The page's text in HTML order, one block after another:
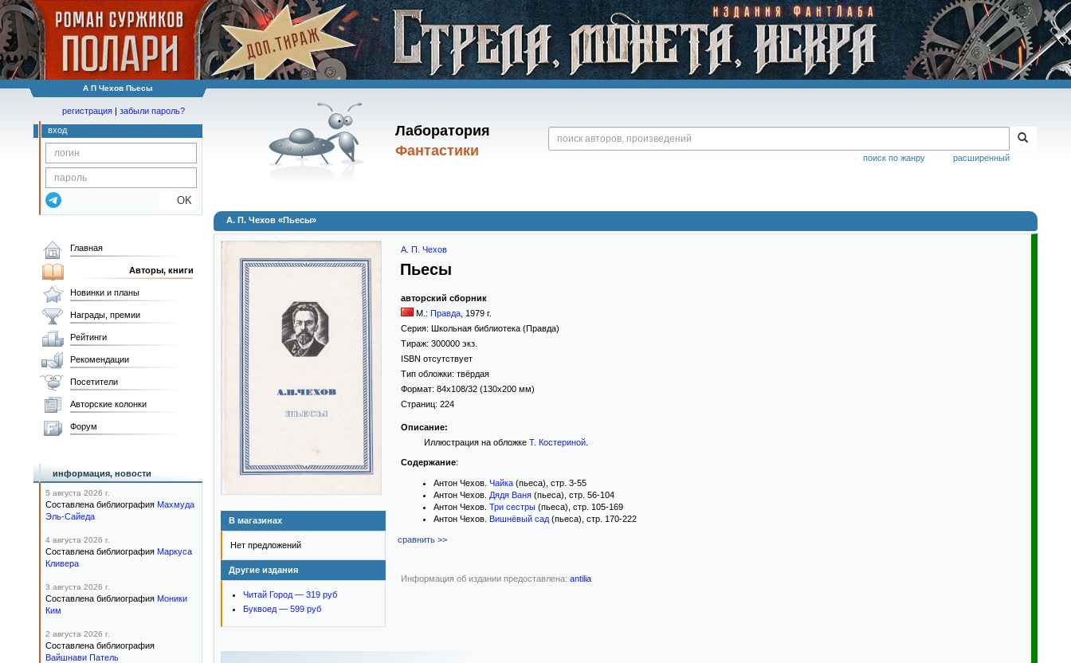
А П Чехов Пьесы
Лаборатория
Фантастики
расширенный
поиск по жанру
регистрация | забыли пароль?
вход
OK
А. П. Чехов «Пьесы»
В магазинах
Нет предложений
Другие издания
Читай Город — 319 руб
Буквоед — 599 руб
А. П. Чехов
Пьесы
авторский сборник
М.: Правда 1979 г.
Серия: Школьная библиотека (Правда)
Тираж: 300000 экз.
ISBN отсутствует
Тип обложки: твёрдая
Формат: 84x108/32 (130x200 мм)
Страниц: 224
Описание:
Иллюстрация на обложке Т. Костериной.
Содержание:
Антон Чехов. Чайка (пьеса), стр. 3-55
Антон Чехов. Дядя Ваня (пьеса), стр. 56-104
Антон Чехов. Три сестры (пьеса), стр. 105-169
Антон Чехов. Вишнёвый сад (пьеса), стр. 170-222
сравнить >>
Информация об издании предоставлена: antilia
Главная
Авторы, книги
Новинки и планы
Награды, премии
Рейтинги
Рекомендации
Посетители
Авторские колонки
Форум
информация, новости
5 августа 2026 г.
Составлена библиография Махмуда
Эль-Сайеда
4 августа 2026 г.
Составлена библиография Маркуса
Кливера
3 августа 2026 г.
Составлена библиография Моники
Ким
2 августа 2026 г.
Составлена библиография
Вайшнави Патель